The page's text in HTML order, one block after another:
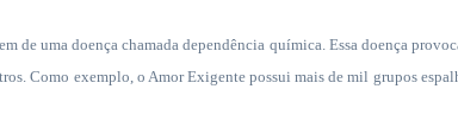
de uma doença chamada dependência química. Essa doença
Como exemplo, o Amor Exigente possui mais de mil grupos